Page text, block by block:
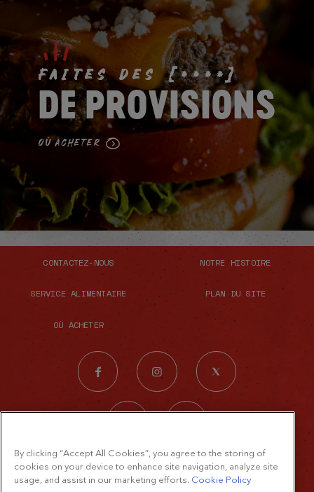
FAITES DES [****]
DE PROVISIONS
OÙ ACHETER
CONTACTEZ-NOUS NOTRE HISTOIRE
SERVICE ALIMENTAIRE PLAN DU SITE
OÙ ACHETER
© 2026 The French's Food Company LLC.
Tous droits réservés
By clicking “Accept All Cookies”, you agree to the storing of
cookies on your device to enhance site navigation, analyze site
usage, and assist in our marketing efforts. Cookie Policy